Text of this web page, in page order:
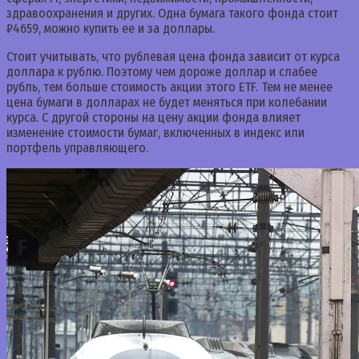
здравоохранения и других. Одна бумага такого фонда стоит
₽4659, можно купить ее и за доллары.
Стоит учитывать, что рублевая цена фонда зависит от курса
доллара к рублю. Поэтому чем дороже доллар и слабее
рубль, тем больше стоимость акции этого ETF. Тем не менее
цена бумаги в долларах не будет меняться при колебании
курса. С другой стороны на цену акции фонда влияет
изменение стоимости бумаг, включенных в индекс или
портфель управляющего.